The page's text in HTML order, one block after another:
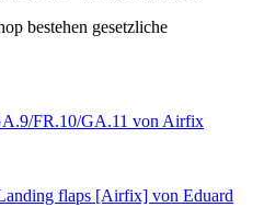
bestehen gesetzliche
FR.10/GA.11 von Airfix
flaps [Airfix] von Eduard